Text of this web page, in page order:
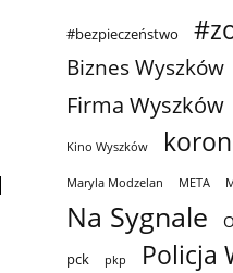
#bezpieczeństwo
Biznes Wyszków
Firma Wyszków
Kino Wyszków
Maryla Modzelan META
Na Sygnale
pck pkp Policja